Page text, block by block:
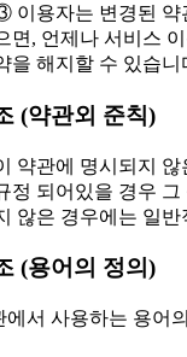
이용자는 변경된 약
면, 언제나 서비스
을 해지할 수 있습니
(약관외 준칙)
약관에 명시되지 않
정 되어있을 경우
않은 경우에는 일
(용어의 정의)
에서 사용하는 용어